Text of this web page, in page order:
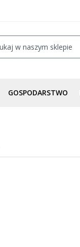
GOSPODARSTWO